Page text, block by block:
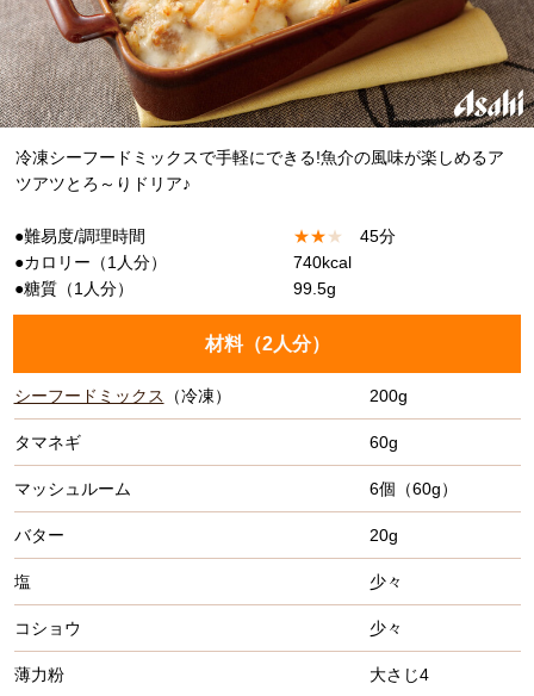
冷凍シーフードミックスで手軽にできる!魚介の風味が楽しめるア
ツアツとろ～りドリア♪
●難易度/調理時間 ★★★
45分
●カロリー（1人分）
740kcal
●糖質（1人分）
99.5g
材料（2人分）
シーフードミックス （冷凍） 200g
タマネギ 60g
マッシュルーム 6個（60g）
バター 20g
塩 少々
コショウ 少々
薄力粉 大さじ4